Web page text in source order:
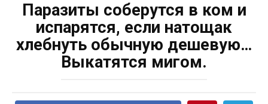
Паразиты соберутся в ком и
испарятся, если натощак
хлебнуть обычную дешевую…
Выкатятся мигом.